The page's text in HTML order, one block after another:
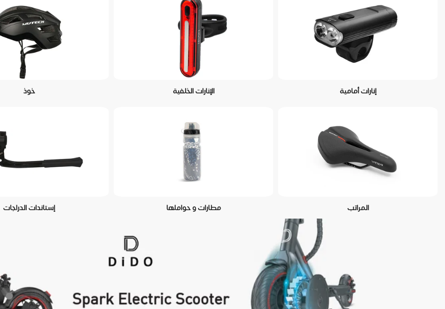
إنارات أمامية الإنارات الخلفية خوذ
المراتب مطارات و حواملها إستاندات الدراجات